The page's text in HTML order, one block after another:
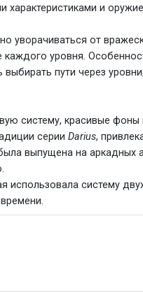
характеристиками и
уворачиваться от
уровня.
пути через
систему, красивые фоны
серии Darius,
выпущена на аркадных
использовала систему